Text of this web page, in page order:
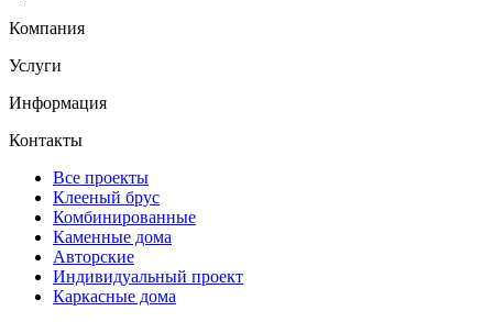
Компания
Услуги
Информация
Контакты
Все проекты
Клееный брус
Комбинированные
Каменные дома
Авторские
Индивидуальный проект
Каркасные дома